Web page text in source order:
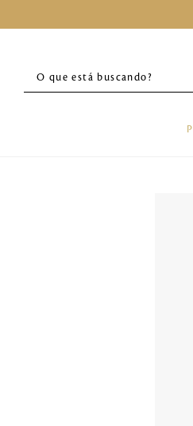
O que está buscando?